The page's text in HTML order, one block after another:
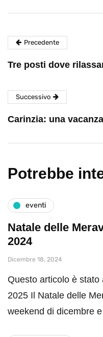
Precedente
Tre posti dove
Successivo
Carinzia: una
Potrebbe
eventi
Natale delle
2024
Dicembre 18, 2024
Questo articolo è
2025 Il Natale delle
weekend di dicembre